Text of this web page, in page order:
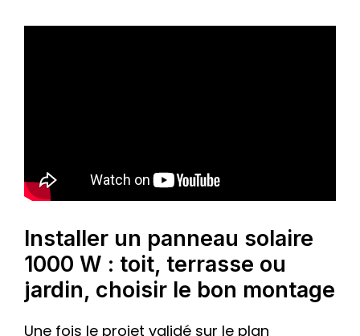
Installer un panneau solaire
1000 W : toit, terrasse ou
jardin, choisir le bon montage
Une fois le projet validé sur le plan